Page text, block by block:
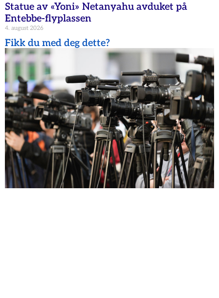
Statue av «Yoni» Netanyahu avduket på
Entebbe-flyplassen
4. august 2026
Fikk du med deg dette?